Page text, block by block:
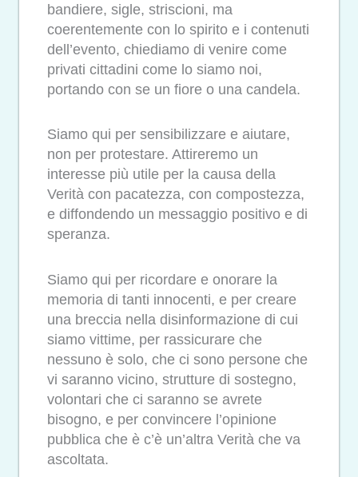
bandiere, sigle, striscioni, ma
coerentemente con lo spirito e i contenuti
dell’evento, chiediamo di venire come
privati cittadini come lo siamo noi,
portando con se un fiore o una candela.
Siamo qui per sensibilizzare e aiutare,
non per protestare. Attireremo un
interesse più utile per la causa della
Verità con pacatezza, con compostezza,
e diffondendo un messaggio positivo e di
speranza.
Siamo qui per ricordare e onorare la
memoria di tanti innocenti, e per creare
una breccia nella disinformazione di cui
siamo vittime, per rassicurare che
nessuno è solo, che ci sono persone che
vi saranno vicino, strutture di sostegno,
volontari che ci saranno se avrete
bisogno, e per convincere l’opinione
pubblica che è c’è un’altra Verità che va
ascoltata.